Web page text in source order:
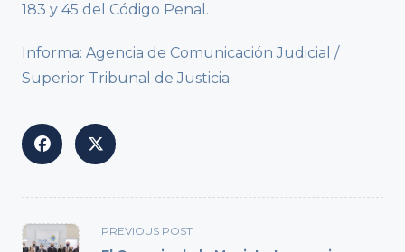
183 y 45 del Código Penal.
Informa: Agencia de Comunicación Judicial /
Superior Tribunal de Justicia
<span
PREVIOUS POST